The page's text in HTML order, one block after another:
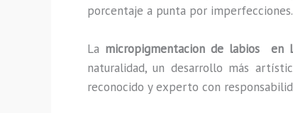
porcentaje a punta por imperfecciones.
La micropigmentacion de labios en
naturalidad, un desarrollo más
reconocido y experto con